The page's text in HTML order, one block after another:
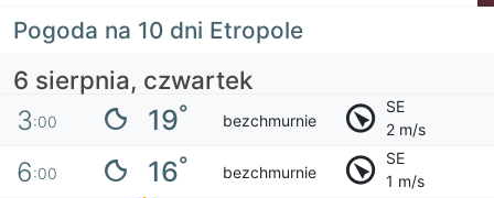
Pogoda na 10 dni Etropole
6 sierpnia, czwartek
3:00 19° bezchmurnie
SE
2 m/s
6:00 16° bezchmurnie
SE
1 m/s